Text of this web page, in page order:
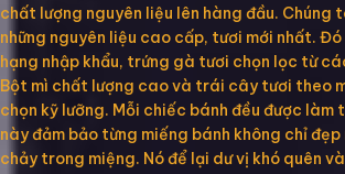
chất lượng nguyên liệu lên hàng đầu. Chúng
những nguyên liệu cao cấp, tươi mới nhất.
hạng nhập khẩu, trứng gà tươi chọn lọc từ
Bột mì chất lượng cao và trái cây tươi theo
chọn kỹ lưỡng. Mỗi chiếc bánh đều được làm
này đảm bảo từng miếng bánh không chỉ
chảy trong miệng. Nó để lại dư vị khó quên